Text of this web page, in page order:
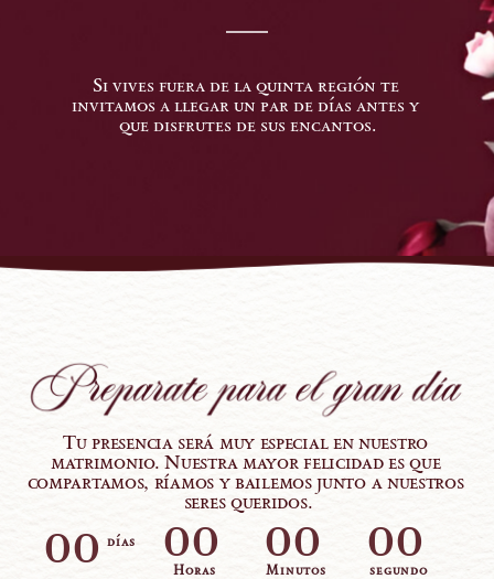
Si vives fuera de la quinta región te
invitamos a llegar un par de días antes y
que disfrutes de sus encantos.
Tu presencia será muy especial en nuestro
matrimonio. Nuestra mayor felicidad es que
compartamos, ríamos y bailemos junto a nuestros
seres queridos.
00 días 00
Horas
00
Minutos
00
segundo